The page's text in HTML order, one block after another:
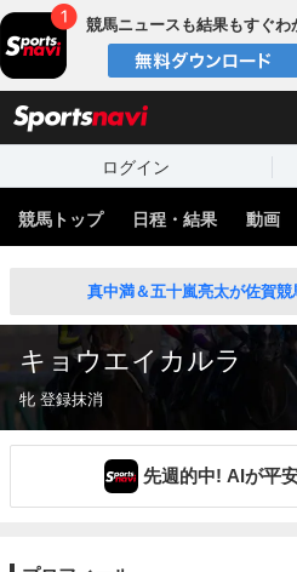
競馬ニュースも結果もすぐわ
ログイン
競馬トップ 日程・結果 動画
真中満＆五十嵐亮太が佐賀競
キョウエイカルラ
牝 登録抹消
先週的中! AIが平